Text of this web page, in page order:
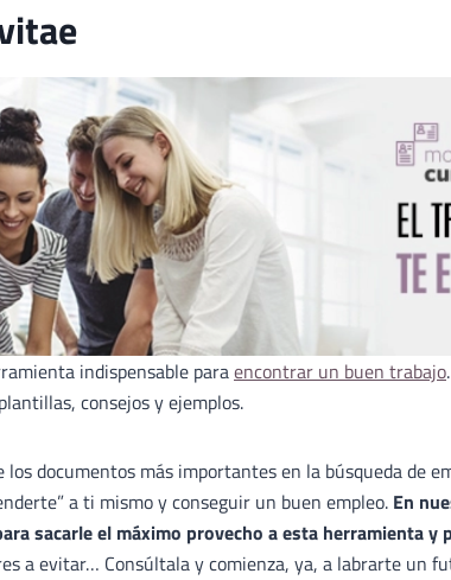
indispensable paraencontrar un buen trabajo
consejos y ejemplos.
documentos más importantes en la búsqueda de
a ti mismo y conseguir un buen empleo. En
sacarle el máximo provecho a esta herramienta y
a evitar… Consúltala y comienza, ya, a labrarte un